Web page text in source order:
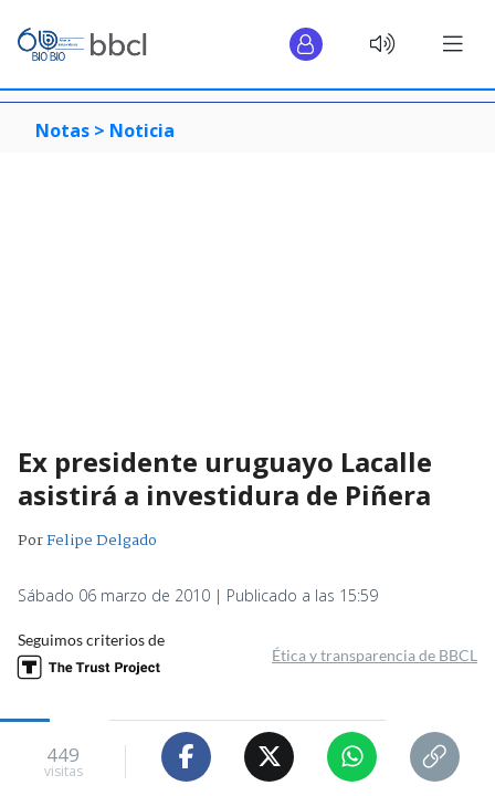
Notas > Noticia
Ex presidente uruguayo Lacalle
asistirá a investidura de Piñera
PorFelipe Delgado
Sábado 06 marzo de 2010 | Publicado a las 15:59
Seguimos criterios de
Ética y transparencia de BBCL
449
visitas